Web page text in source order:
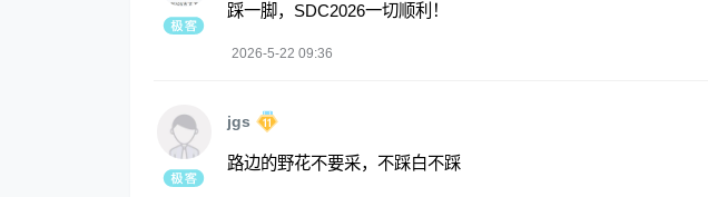
踩一脚，SDC2026一切顺利！
2026-5-22 09:36
jgs
路边的野花不要采，不踩白不踩